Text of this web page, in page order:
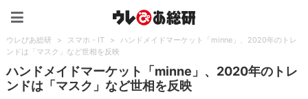
ウレぴあ総研 > スマホ・IT >
ハンドメイドマーケット「minne」、2020年のトレ
ンドは「マスク」など世相を反映
ハンドメイドマーケット「minne」、2020年のトレ
ンドは「マスク」など世相を反映